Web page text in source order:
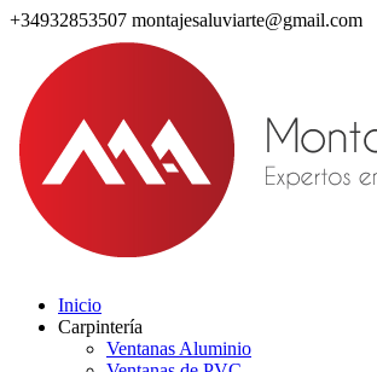
+34932853507 montajesaluviarte@gmail.com
Inicio
Carpintería
Ventanas Aluminio